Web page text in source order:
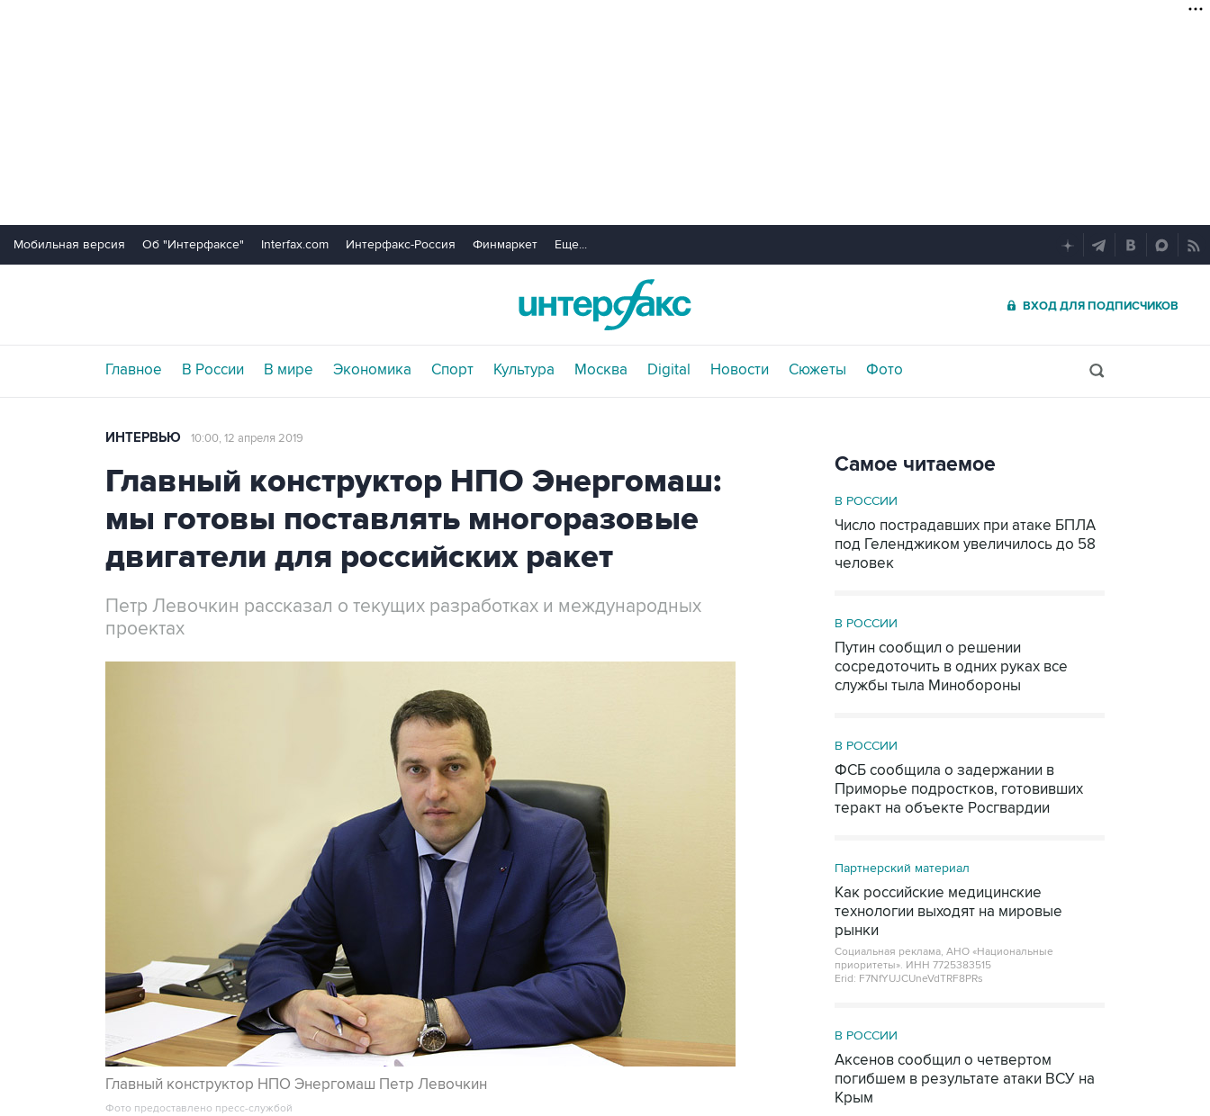
Мобильная версия Об "Интерфаксе" Interfax.com Интерфакс-Россия Финмаркет Еще...
ВХОД ДЛЯ ПОДПИСЧИКОВ
Главное В России В мире Экономика Спорт Культура Москва Digital Новости Сюжеты Фото
ИНТЕРВЬЮ 10:00, 12 апреля 2019
Главный конструктор НПО Энергомаш:
мы готовы поставлять многоразовые
двигатели для российских ракет
Петр Левочкин рассказал о текущих разработках и международных
проектах
Главный конструктор НПО Энергомаш Петр Левочкин
Фото предоставлено пресс-службой
Самое читаемое
В РОССИИ
Число пострадавших при атаке БПЛА
под Геленджиком увеличилось до 58
человек
В РОССИИ
Путин сообщил о решении
сосредоточить в одних руках все
службы тыла Минобороны
В РОССИИ
ФСБ сообщила о задержании в
Приморье подростков, готовивших
теракт на объекте Росгвардии
Партнерский материал
Как российские медицинские
технологии выходят на мировые
рынки
Социальная реклама, АНО «Национальные
приоритеты». ИНН 7725383515
Erid: F7NfYUJCUneVdTRF8PRs
В РОССИИ
Аксенов сообщил о четвертом
погибшем в результате атаки ВСУ на
Крым